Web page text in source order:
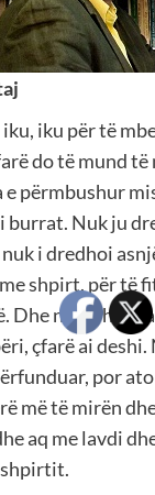
iku për të
do të mund
e përmbushur
burrat. Nuk ju
i dredhoi
me shpirt, për të
Dhe nuk ishte
çfarë ai deshi.
por
më të mirën
aq me lavdi